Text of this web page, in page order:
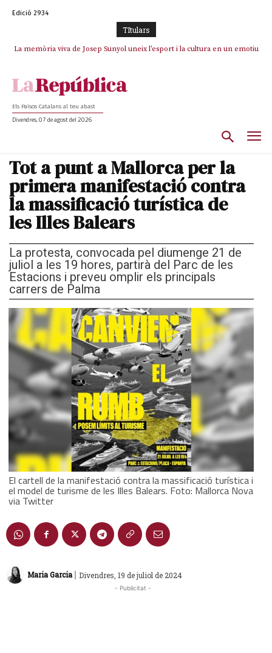
Edició 2934
TItulars
La memòria viva de Josep Sunyol uneix l’esport i la cultura en un emotiu
La “dignitat” a mitges de Marc Puigtió: renuncia a Girona pels àudios però
Els Països Catalans al teu abast
Divendres, 07 de agost del 2026
Tot a punt a Mallorca per la
primera manifestació contra
la massificació turística de
les Illes Balears
La protesta, convocada pel diumenge 21 de
juliol a les 19 hores, partirà del Parc de les
Estacions i preveu omplir els principals
carrers de Palma
El cartell de la manifestació contra la massificació turística i
el model de turisme de les Illes Balears. Foto: Mallorca Nova
via Twitter
Maria Garcia | Divendres, 19 de juliol de 2024
- Publicitat -